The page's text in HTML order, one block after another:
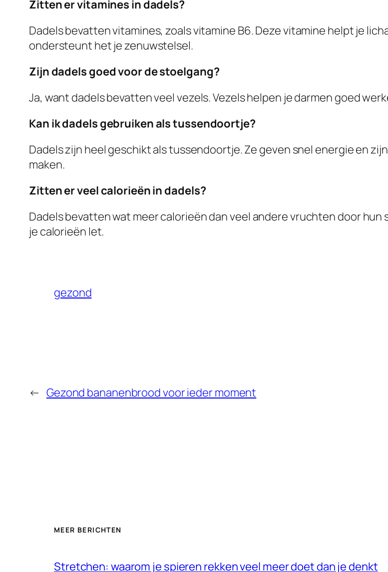
Zitten er vitamines in dadels?
Dadels bevatten vitamines, zoals vitamine B6. Deze vitamine helpt je
ondersteunt het je zenuwstelsel.
Zijn dadels goed voor de stoelgang?
Ja, want dadels bevatten veel vezels. Vezels helpen je darmen goed
Kan ik dadels gebruiken als tussendoortje?
Dadels zijn heel geschikt als tussendoortje. Ze geven snel energie en
maken.
Zitten er veel calorieën in dadels?
Dadels bevatten wat meer calorieën dan veel andere vruchten door hun
je calorieën let.
gezond
← Gezond bananenbrood voor ieder moment
MEER BERICHTEN
Stretchen: waarom je spieren rekken veel meer doet dan je denkt